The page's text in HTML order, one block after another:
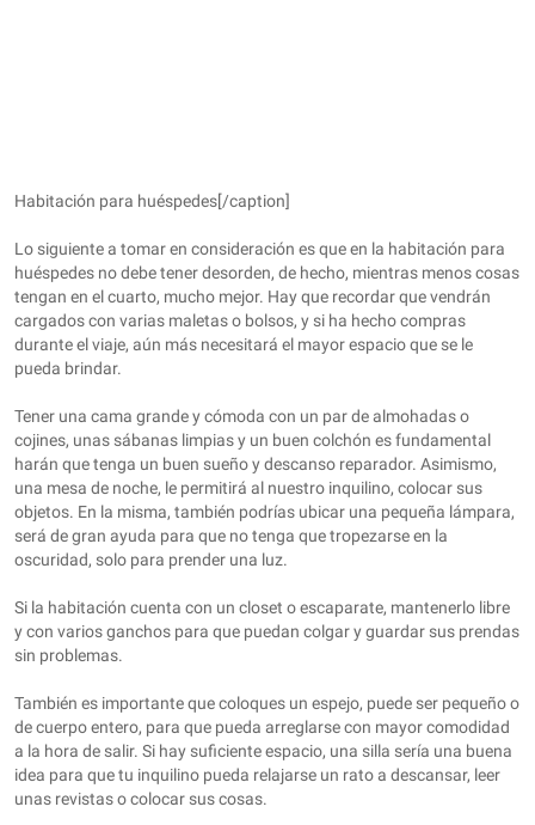
Habitación para huéspedes[/caption]
Lo siguiente a tomar en consideración es que en la habitación para
huéspedes no debe tener desorden, de hecho, mientras menos cosas
tengan en el cuarto, mucho mejor. Hay que recordar que vendrán
cargados con varias maletas o bolsos, y si ha hecho compras
durante el viaje, aún más necesitará el mayor espacio que se le
pueda brindar.
Tener una cama grande y cómoda con un par de almohadas o
cojines, unas sábanas limpias y un buen colchón es fundamental
harán que tenga un buen sueño y descanso reparador. Asimismo,
una mesa de noche, le permitirá al nuestro inquilino, colocar sus
objetos. En la misma, también podrías ubicar una pequeña lámpara,
será de gran ayuda para que no tenga que tropezarse en la
oscuridad, solo para prender una luz.
Si la habitación cuenta con un closet o escaparate, mantenerlo libre
y con varios ganchos para que puedan colgar y guardar sus prendas
sin problemas.
También es importante que coloques un espejo, puede ser pequeño o
de cuerpo entero, para que pueda arreglarse con mayor comodidad
a la hora de salir. Si hay suficiente espacio, una silla sería una buena
idea para que tu inquilino pueda relajarse un rato a descansar, leer
unas revistas o colocar sus cosas.